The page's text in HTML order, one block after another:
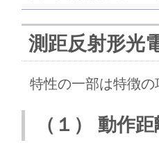
測距反射形光
特性の一部は特徴
（１） 動作